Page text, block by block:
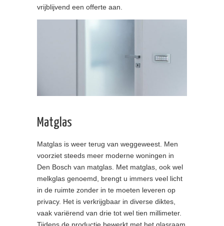
vrijblijvend een offerte aan.
Matglas
Matglas is weer terug van weggeweest. Men
voorziet steeds meer moderne woningen in
Den Bosch van matglas. Met matglas, ook wel
melkglas genoemd, brengt u immers veel licht
in de ruimte zonder in te moeten leveren op
privacy. Het is verkrijgbaar in diverse diktes,
vaak variërend van drie tot wel tien millimeter.